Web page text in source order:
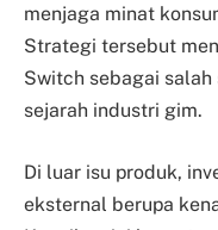
menjaga minat
Strategi tersebut
Switch sebagai
sejarah industri gim.
Di luar isu produk,
eksternal berupa